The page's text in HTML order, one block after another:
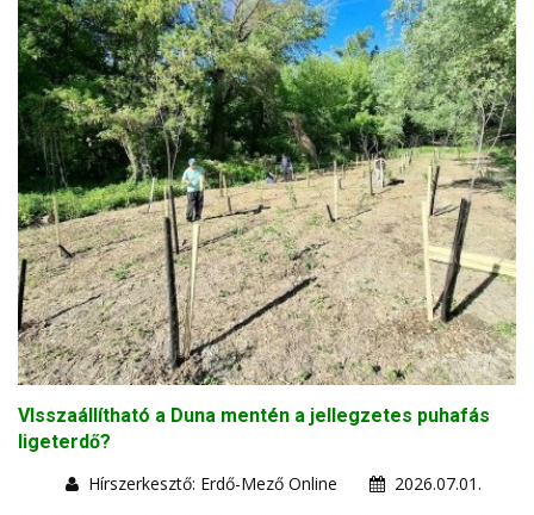
VIsszaállítható a Duna mentén a jellegzetes puhafás
ligeterdő?
Hírszerkesztő: Erdő-Mező Online
2026.07.01.